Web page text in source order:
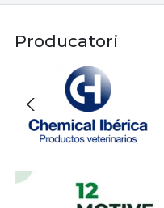
Producatori